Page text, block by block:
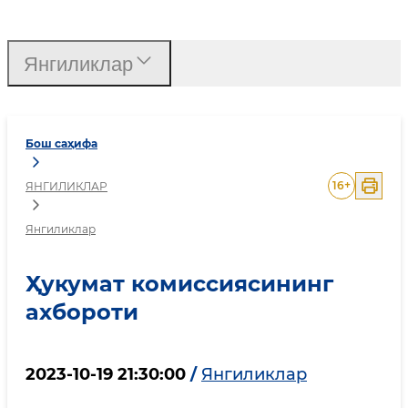
Бош саҳифа
ЯНГИЛИКЛАР
Янгиликлар
16+
Ҳукумат комиссиясининг
ахбороти
2023-10-19 21:30:00 / Янгиликлар
Янгиликлар